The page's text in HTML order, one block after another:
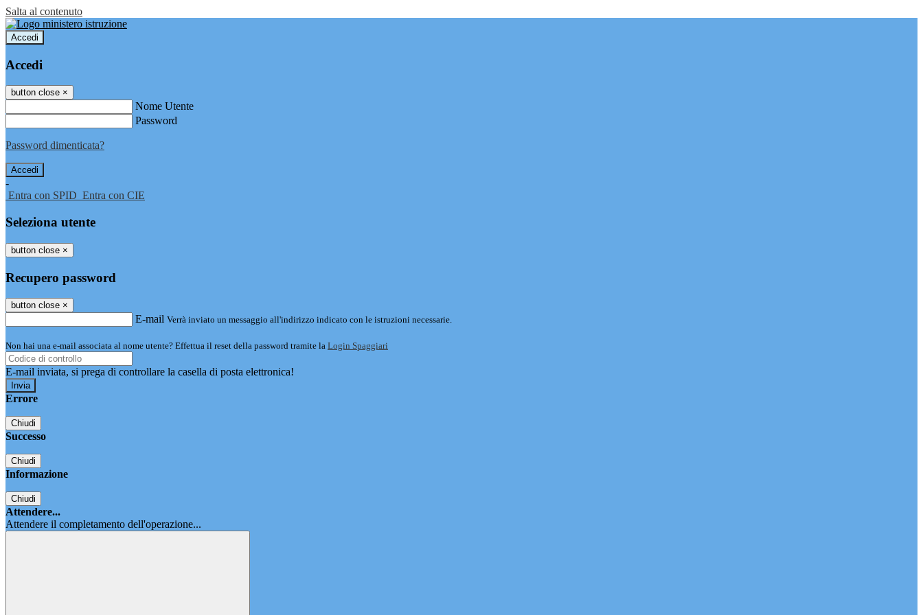
Salta al contenuto
Accedi
Accedi
button close ×
Nome Utente
Password
Password dimenticata?
-
Entra con SPID Entra con CIE
Seleziona utente
button close ×
Recupero password
button close ×
E-mail Verrà inviato un messaggio all'indirizzo indicato con le istruzioni necessarie.
Non hai una e-mail associata al nome utente? Effettua il reset della password tramite la Login Spaggiari
E-mail inviata, si prega di controllare la casella di posta elettronica!
Errore
Chiudi
Successo
Chiudi
Informazione
Chiudi
Attendere...
Attendere il completamento dell'operazione...